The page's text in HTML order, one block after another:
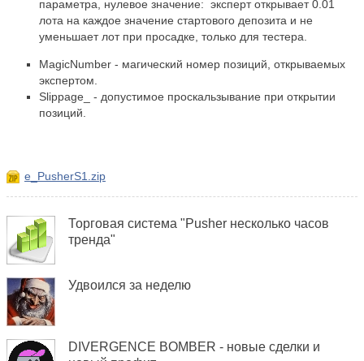
параметра, нулевое значение: эксперт открывает 0.01
лота на каждое значение стартового депозита и не
уменьшает лот при просадке, только для тестера.
MagicNumber - магический номер позиций, открываемых
экспертом.
Slippage_ - допустимое проскальзывание при открытии
позиций.
e_PusherS1.zip
Торговая система "Pusher несколько часов
тренда"
Удвоился за неделю
DIVERGENCE BOMBER - новые сделки и